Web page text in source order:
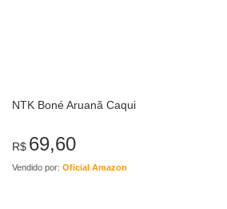
NTK Boné Aruanã Caqui
R$ 69,60
Vendido por: Oficial Amazon